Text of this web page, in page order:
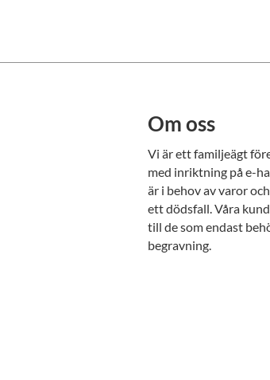
Om oss
Vi är ett familjeägt
med inriktning på e-
är i behov av varor
ett dödsfall. Våra
till de som endast
begravning.